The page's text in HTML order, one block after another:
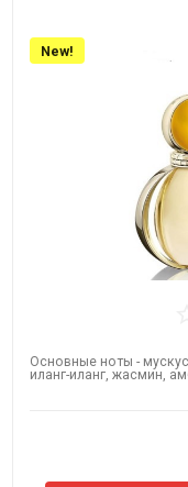
New!
Основные ноты -
иланг-иланг, жасмин,